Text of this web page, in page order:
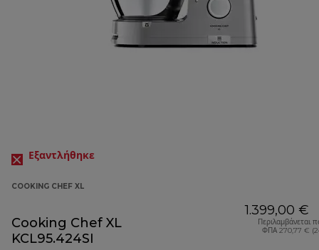
Εξαντλήθηκε
COOKING CHEF XL
Cooking Chef XL
KCL95.424SI
1.399,00 €
Περιλαμβάνεται
ΦΠΑ 270,77 €